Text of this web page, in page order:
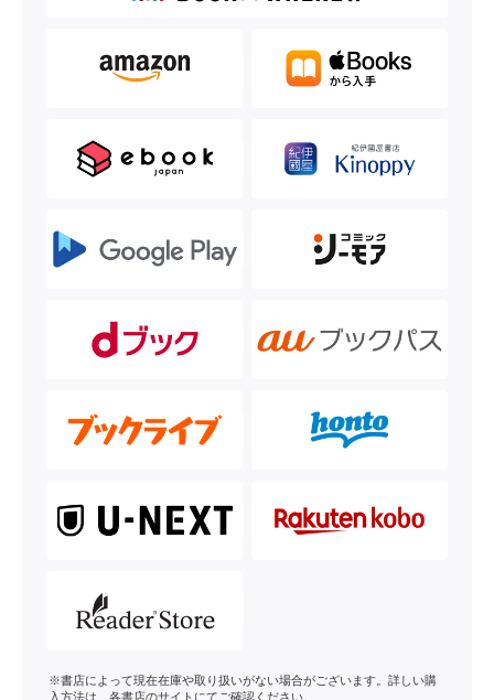
※書店によって現在在庫や取り扱いがない場合がございます。詳しい購
入方法は、各書店のサイトにてご確認ください。